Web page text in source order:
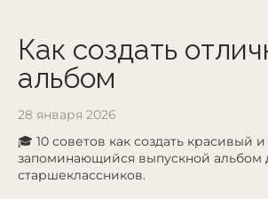
Как создать
альбом
28 января 2026
🎓 10 советов как создать красивый и
запоминающийся выпускной альбом
старшеклассников.